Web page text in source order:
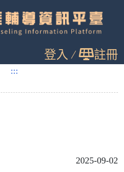
登入 註冊
:::
職涯案例分享
2025-09-02